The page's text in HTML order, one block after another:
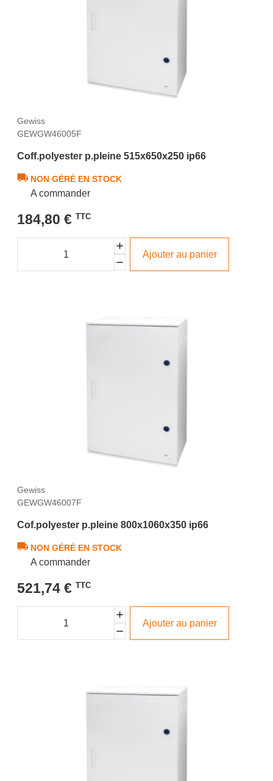
Gewiss
GEWGW46005F
Coff.polyester p.pleine 515x650x250 ip66
NON GÉRÉ EN STOCK
A commander
184,80 € TTC
Ajouter au panier
Gewiss
GEWGW46007F
Cof.polyester p.pleine 800x1060x350 ip66
NON GÉRÉ EN STOCK
A commander
521,74 € TTC
Ajouter au panier